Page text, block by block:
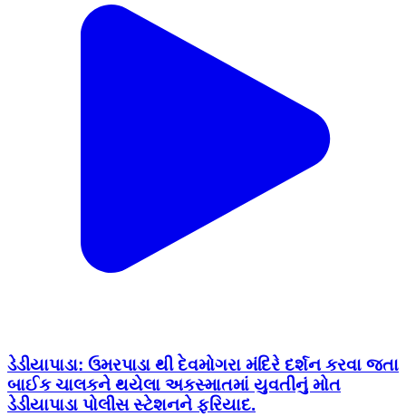
ડેડીયાપાડા: ઉમરપાડા થી દેવમોગરા મંદિરે દર્શન કરવા જતા
બાઈક ચાલકને થયેલા અકસ્માતમાં યુવતીનું મોત
ડેડીયાપાડા પોલીસ સ્ટેશનને ફરિયાદ.